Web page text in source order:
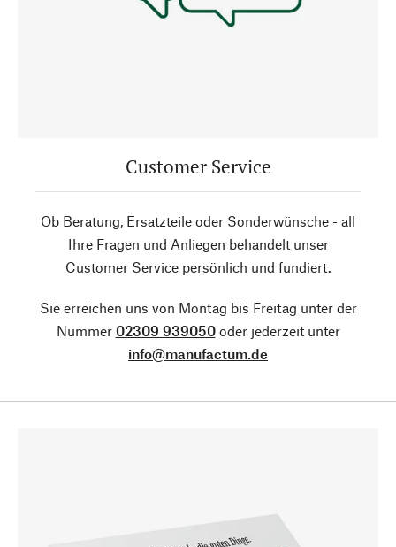
Customer Service
Ob Beratung, Ersatzteile oder Sonderwünsche - all
Ihre Fragen und Anliegen behandelt unser
Customer Service persönlich und fundiert.
Sie erreichen uns von Montag bis Freitag unter der
Nummer 02309 939050oder jederzeit unter
info@manufactum.de